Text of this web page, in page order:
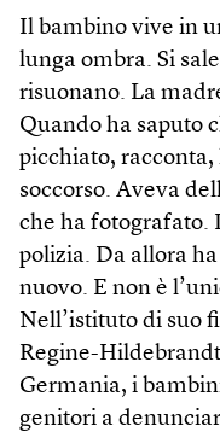
Il bambino vive in
lunga ombra. Si
risuonano. La
Quando ha saputo
picchiato, racconta,
soccorso. Aveva
che ha fotografato.
polizia. Da allora
nuovo. E non è
Nell’istituto di suo
Regine-
Germania, i
genitori a